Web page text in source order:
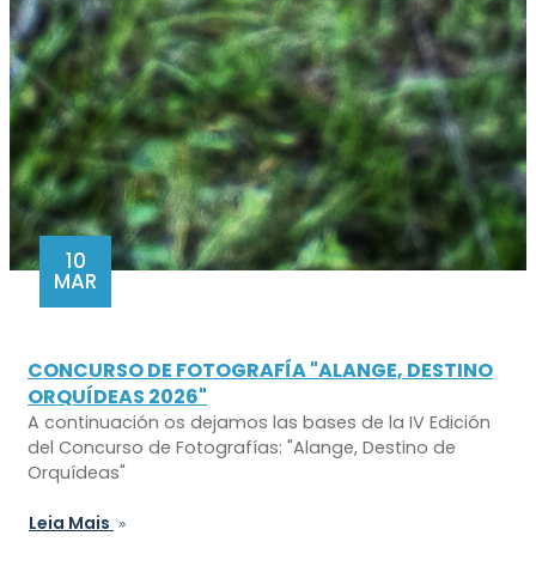
10
MAR
CONCURSO DE FOTOGRAFÍA "ALANGE, DESTINO
ORQUÍDEAS 2026"
A continuación os dejamos las bases de la IV Edición
del Concurso de Fotografías: "Alange, Destino de
Orquídeas"
Leia Mais